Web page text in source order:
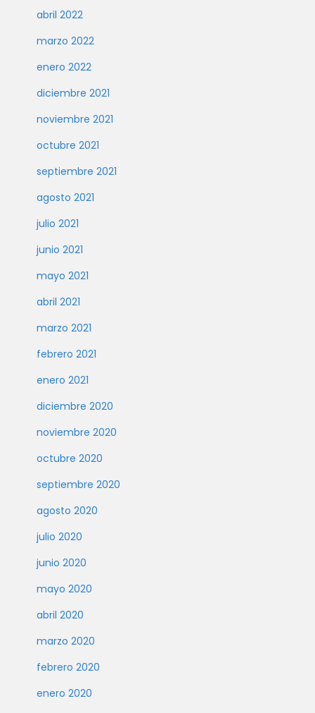
abril 2022
marzo 2022
enero 2022
diciembre 2021
noviembre 2021
octubre 2021
septiembre 2021
agosto 2021
julio 2021
junio 2021
mayo 2021
abril 2021
marzo 2021
febrero 2021
enero 2021
diciembre 2020
noviembre 2020
octubre 2020
septiembre 2020
agosto 2020
julio 2020
junio 2020
mayo 2020
abril 2020
marzo 2020
febrero 2020
enero 2020